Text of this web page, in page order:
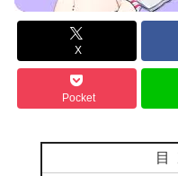
X
Pocket
目